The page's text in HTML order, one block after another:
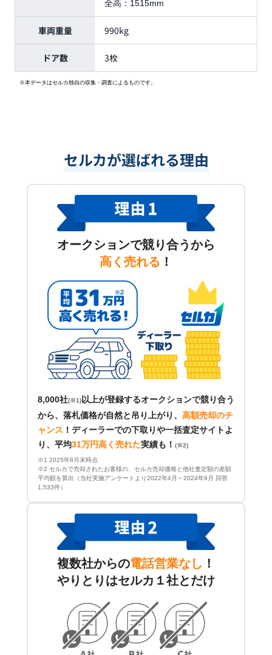
全高： 1515mm
車両重量 990kg
ドア数 3枚
※本データはセルカ独自の収集・調査によるものです。
セルカが選ばれる理由
オークションで競り合うから
高く売れる ！
8,000社(※1)以上が登録するオークションで競り合う
から、落札価格が自然と吊り上がり、 高額売却のチ
ャンス ！ ディーラーでの下取りや一括査定サイトよ
り、平均31万円高く売れた実績も！ (※2)
※1 2025年8月末時点
※2 セルカで売却されたお客様の、セルカ売却価格と他社査定額の差額
平均額を算出（当社実施アンケートより2022年4月～2024年9月 回答
1,533件）
複数社からの電話営業なし ！
やりとりはセルカ１社とだけ